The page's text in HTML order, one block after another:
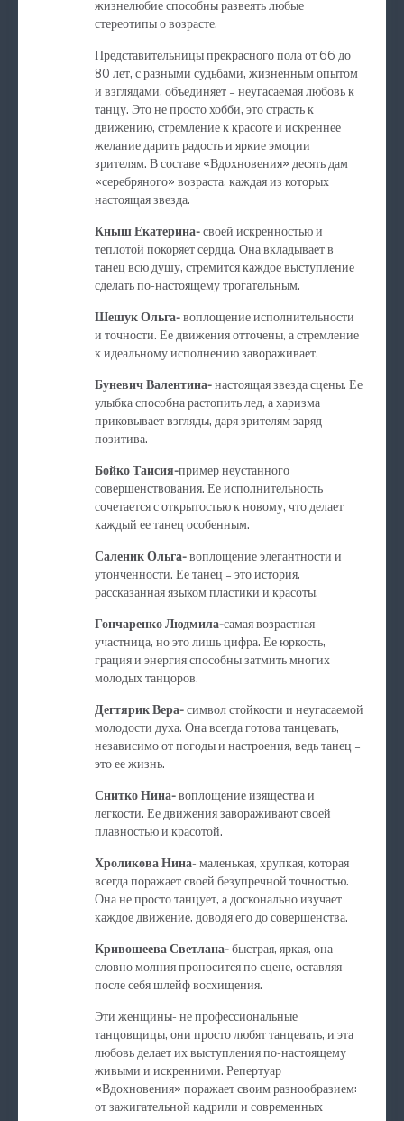
жизнелюбие способны развеять любые
стереотипы о возрасте.
Представительницы прекрасного пола от 66 до
80 лет, с разными судьбами, жизненным опытом
и взглядами, объединяет – неугасаемая любовь к
танцу. Это не просто хобби, это страсть к
движению, стремление к красоте и искреннее
желание дарить радость и яркие эмоции
зрителям. В составе «Вдохновения» десять дам
«серебряного» возраста, каждая из которых
настоящая звезда.
Кныш Екатерина-своей искренностью и
теплотой покоряет сердца. Она вкладывает в
танец всю душу, стремится каждое выступление
сделать по-настоящему трогательным.
Шешук Ольга-воплощение исполнительности
и точности. Ее движения отточены, а стремление
к идеальному исполнению завораживает.
Буневич Валентина-настоящая звезда сцены. Ее
улыбка способна растопить лед, а харизма
приковывает взгляды, даря зрителям заряд
позитива.
Бойко Таисия-пример неустанного
совершенствования. Ее исполнительность
сочетается с открытостью к новому, что делает
каждый ее танец особенным.
Саленик Ольга-воплощение элегантности и
утонченности. Ее танец – это история,
рассказанная языком пластики и красоты.
Гончаренко Людмила-самая возрастная
участница, но это лишь цифра. Ее юркость,
грация и энергия способны затмить многих
молодых танцоров.
Дегтярик Вера-символ стойкости и неугасаемой
молодости духа. Она всегда готова танцевать,
независимо от погоды и настроения, ведь танец –
это ее жизнь.
Снитко Нина-воплощение изящества и
легкости. Ее движения завораживают своей
плавностью и красотой.
Хроликова Нина- маленькая, хрупкая, которая
всегда поражает своей безупречной точностью.
Она не просто танцует, а досконально изучает
каждое движение, доводя его до совершенства.
Кривошеева Светлана-быстрая, яркая, она
словно молния проносится по сцене, оставляя
после себя шлейф восхищения.
Эти женщины- не профессиональные
танцовщицы, они просто любят танцевать, и эта
любовь делает их выступления по-настоящему
живыми и искренними. Репертуар
«Вдохновения» поражает своим разнообразием:
от зажигательной кадрили и современных